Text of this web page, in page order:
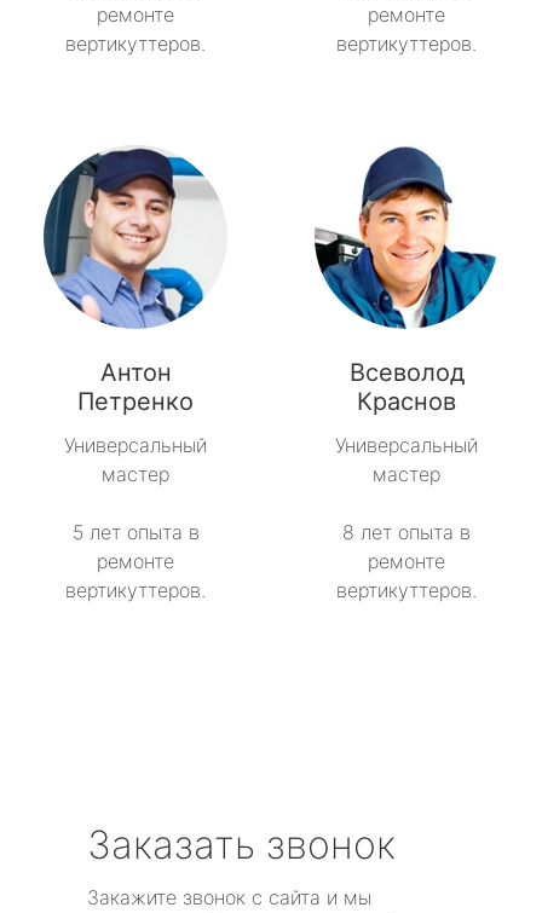
ремонте
вертикуттеров.
ремонте
вертикуттеров.
Антон
Петренко
Универсальный
мастер
5 лет опыта в
ремонте
вертикуттеров.
Всеволод
Краснов
Универсальный
мастер
8 лет опыта в
ремонте
вертикуттеров.
Заказать звонок
Закажите звонок с сайта и мы